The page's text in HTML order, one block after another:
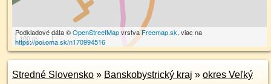
100 m
Podkladové dáta ©OpenStreetMapvrstva Freemap.sk, viac na
https://poi.oma.sk/n170994516
Stredné Slovensko » Banskobystrický kraj » okres Veľký